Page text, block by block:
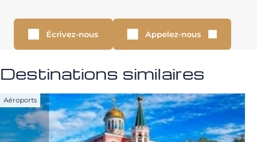
Écrivez-nous Appelez-nous
Destinations similaires
Aéroports